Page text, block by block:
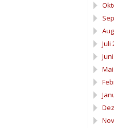
Juli